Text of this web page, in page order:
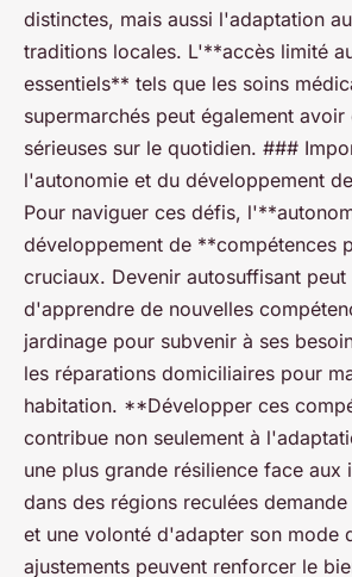
distinctes, mais aussi l'adaptation
traditions locales. L'**accès limité
essentiels** tels que les soins
supermarchés peut également
sérieuses sur le quotidien. ###
l'autonomie et du développement
Pour naviguer ces défis,
développement de **compétences
cruciaux. Devenir autosuffisant
d'apprendre de nouvelles
jardinage pour subvenir à ses
les réparations domiciliaires pour
habitation. **Développer ces
contribue non seulement à
une plus grande résilience face aux
dans des régions reculées
et une volonté d'adapter son mode
ajustements peuvent renforcer le